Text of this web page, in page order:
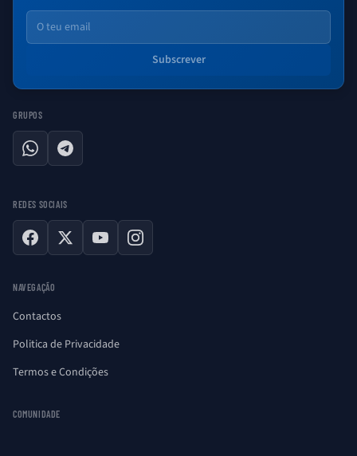
Email
Subscrever
GRUPOS
WhatsAppTelegram
REDES SOCIAIS
Facebook
X YouTubeInstagram
NAVEGAÇÃO
Contactos
Politica de Privacidade
Termos e Condições
COMUNIDADE